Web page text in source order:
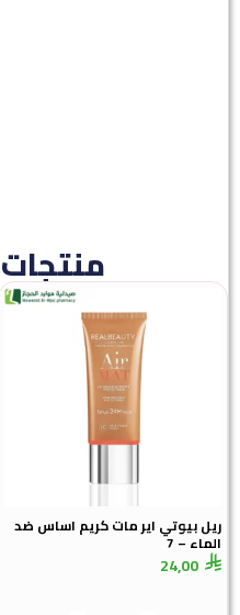
ريل بيوتي اير مات كريم اساس ضد
الماء – 7
24,00